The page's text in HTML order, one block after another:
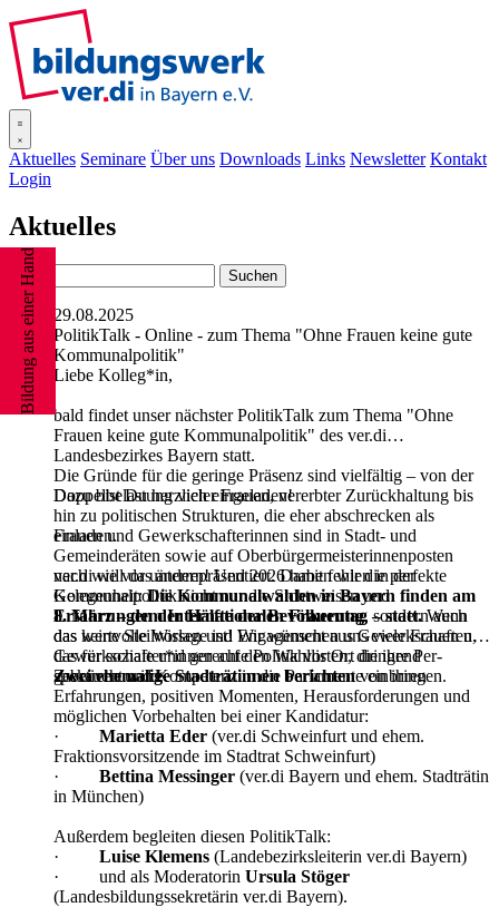
Bildung aus einer Hand
Aktuelles Seminare Über uns Downloads Links Newsletter Kontakt
Login
Aktuelles
29.08.2025
PolitikTalk - Online - zum Thema "Ohne Frauen keine gute
Kommunalpolitik"
Liebe Kolleg*in,
bald findet unser nächster PolitikTalk zum Thema "Ohne
Frauen keine gute Kommunalpolitik" des ver.di
Landesbezirkes Bayern statt.
Dazu bist Du herzlich eingeladen!
Frauen und Gewerkschafterinnen sind in Stadt- und
Gemeinderäten sowie auf Oberbürgermeis­terinnenposten
nach wie vor unterrepräsentiert. Damit fehlen in der
Kommunalpolitik nicht nur die Sichtweisen und
Erfahrungen der Hälfte der Bevölkerung, sondern auch
das wertvolle Wis­sen und Engagement aus Gewerkschaften,
das für soziale und gerechte Politik vor Ort dringend
gebraucht wird.
Die Gründe für die geringe Präsenz sind vielfältig – von der
Doppelbelastung vieler Frauen, vererbter Zurückhaltung bis
hin zu politischen Strukturen, die eher abschrecken als
einladen.
ver.di will das ändern! Und 2026 haben wir die perfekte
Gelegenheit:Die Kommunalwahlen in Bayern finden am
8. März – dem Internationalen Frauentag – statt.Wenn
das keine Steilvorlage ist! Wir wünschen uns viele Frauen und
Gewerkschafter*innen auf den Wahllisten, die ihre Per­
spektiven und Kompetenz in die Parlamente einbringen.
Zwei ehemalige Stadträtinnen berichtenvon ihren
Erfahrun­gen, positiven Momenten, Herausforderungen und
möglichen Vorbehalten bei einer Kandidatur:
· Marietta Eder (ver.di Schweinfurt und ehem.
Fraktionsvorsitzende im Stadtrat Schweinfurt)
· Bettina Messinger (ver.di Bayern und ehem. Stadträtin
in München)
Außerdem begleiten diesen PolitikTalk:
· Luise Klemens (Landebezirksleiterin ver.di Bayern)
· und als Moderatorin Ursula Stöger
(Landesbildungssekretärin ver.di Bayern).